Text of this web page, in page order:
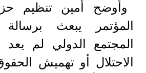
وأوضح أمين تنظيم
المؤتمر يبعث
المجتمع الدولي لم يعد
الاحتلال أو تهميش